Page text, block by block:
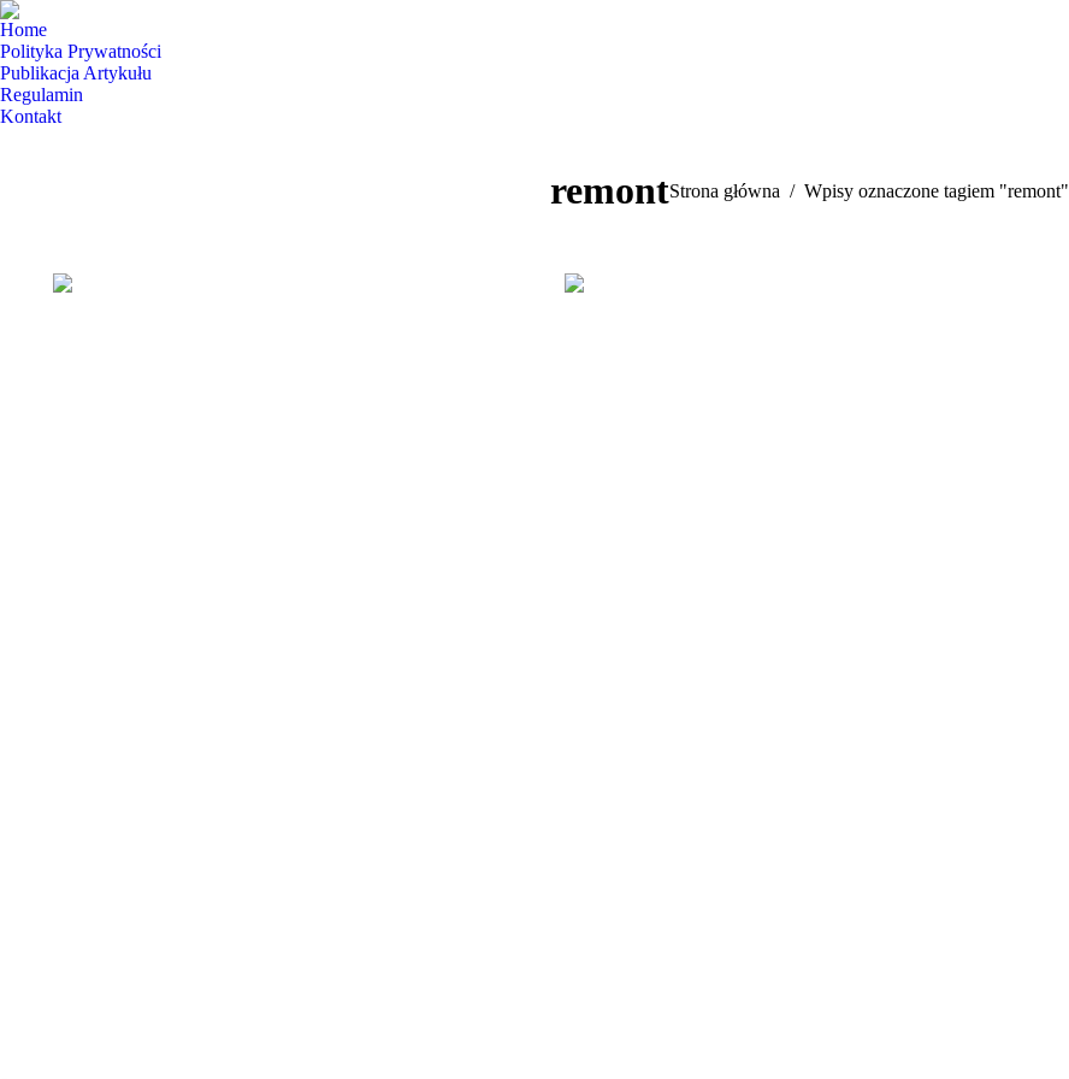
Home
Polityka Prywatności
Publikacja Artykułu
Regulamin
Kontakt
remontJesteś tutaj:
Strona główna Wpisy oznaczone tagiem "remont"